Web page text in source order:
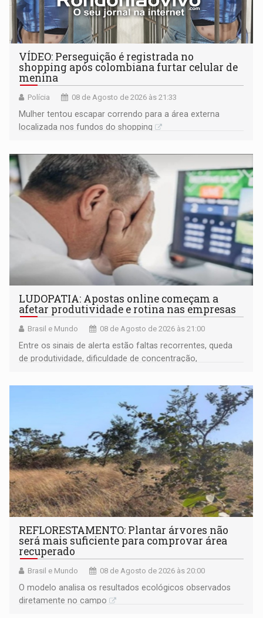
VÍDEO: Perseguição é registrada no
shopping após colombiana furtar celular de
menina
Polícia 08 de Agosto de 2026 às 21:33
Mulher tentou escapar correndo para a área externa
localizada nos fundos do shopping
LUDOPATIA: Apostas online começam a
afetar produtividade e rotina nas empresas
Brasil e Mundo 08 de Agosto de 2026 às 21:00
Entre os sinais de alerta estão faltas recorrentes, queda
de produtividade, dificuldade de concentração,
REFLORESTAMENTO: Plantar árvores não
será mais suficiente para comprovar área
recuperado
Brasil e Mundo 08 de Agosto de 2026 às 20:00
O modelo analisa os resultados ecológicos observados
diretamente no campo